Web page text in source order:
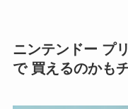
ニンテンドー プ
で 買えるのかも